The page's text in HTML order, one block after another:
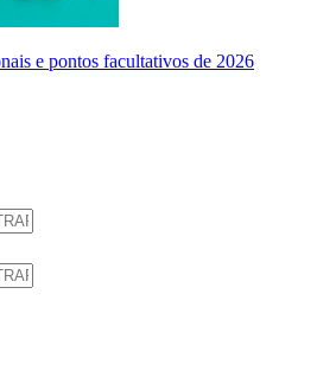
e pontos facultativos de 2026